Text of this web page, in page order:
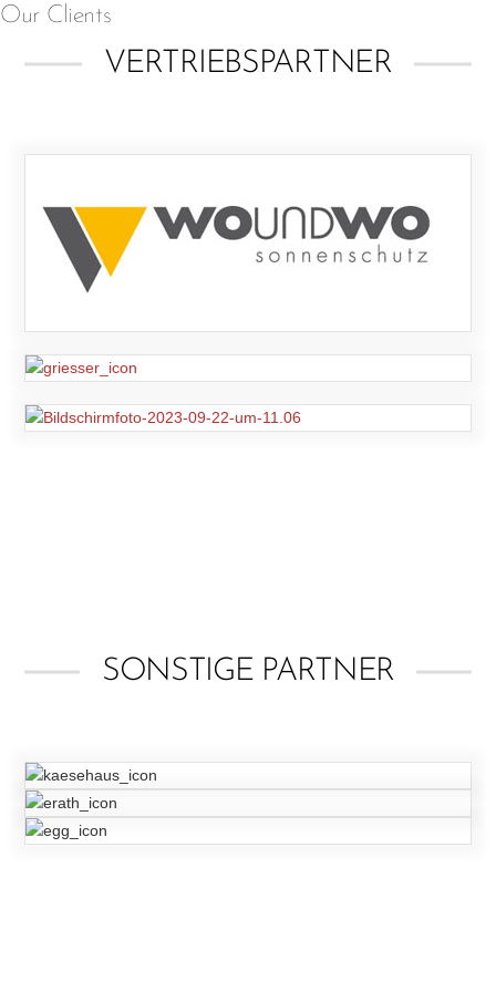
Our Clients
VERTRIEBSPARTNER
SONSTIGE PARTNER